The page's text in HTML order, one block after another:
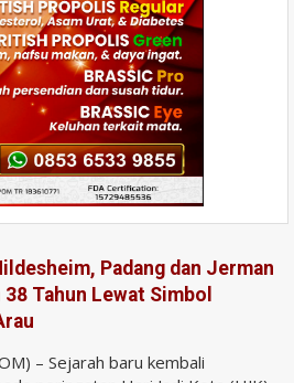
Padang dan Jerman
Tahun Lewat Simbol
– Sejarah baru kembali